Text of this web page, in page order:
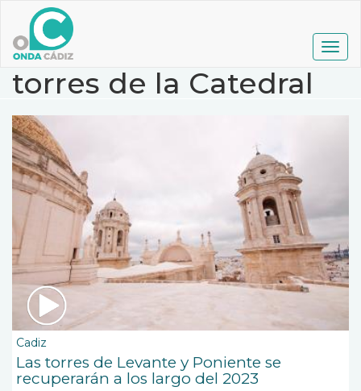
contenido
principal
torres de la Catedral
Cadiz
Las torres de Levante y Poniente se
recuperarán a los largo del 2023